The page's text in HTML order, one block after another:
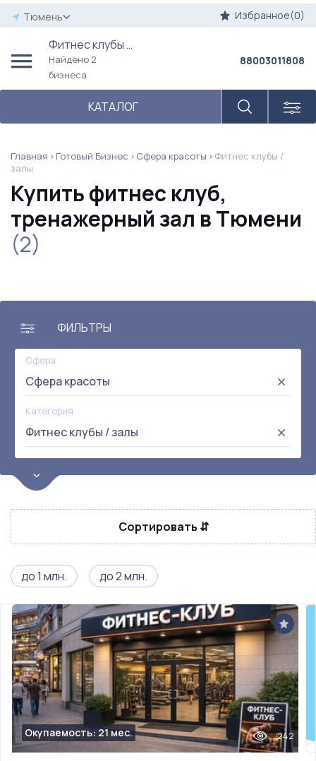
Тюмень Избранное(0)
Фитнес клубы / залы
Найдено 2
бизнеса
КАТАЛОГ
88003011808
Главная Готовый Бизнес Сфера красоты
Фитнес клубы /
залы
Купить фитнес клуб,
тренажерный зал в Тюмени
(2)
ФИЛЬТРЫ
Сфера
Сфера красоты
Категория
Фитнес клубы / залы
Цена
от:
до:
Прибыль
Сортировать ⇵
до 1 млн. до 2 млн.
Окупаемость: 21 мес. 242